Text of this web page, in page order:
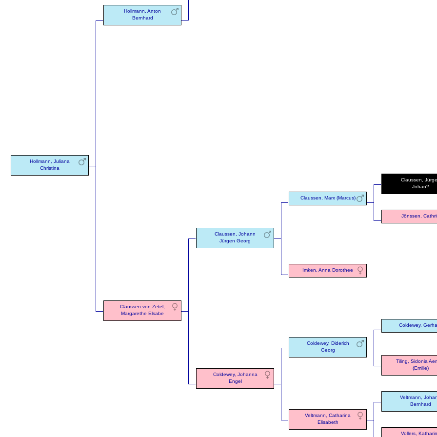
Hollmann, Juliana
Christina
Hollmann, Anton
Bernhard
Claussen von Zetel,
Margarethe Elsabe
Claussen, Johann
Jürgen Georg
Claussen, Marx (Marcus)
Claussen,
Johan?
Jönssen,
Imken, Anna Dorothee
Coldewey, Johanna
Engel
Coldewey, Diderich
Georg
Coldewey,
Tiling, Sidonia
(Emilie)
Veltmann, Catharina
Elisabeth
Veltmann,
Bernhard
Vollers,